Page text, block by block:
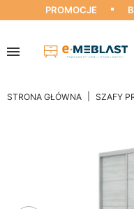
PROMOCJE
STRONA GŁÓWNA SZAFY